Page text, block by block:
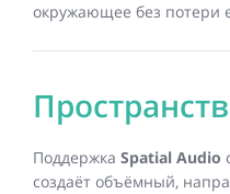
окружающее без потери
Поддержка Spatial Audio
создаёт объёмный,